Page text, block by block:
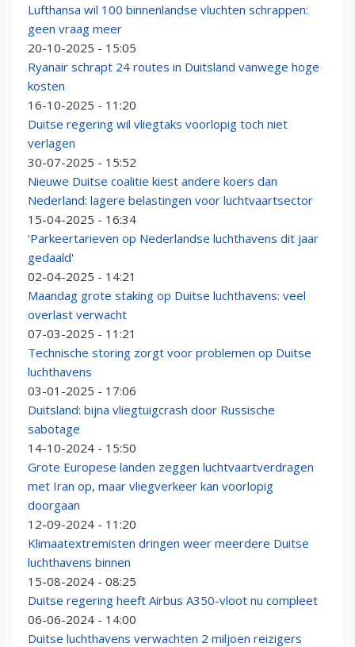
Lufthansa wil 100 binnenlandse vluchten schrappen:
geen vraag meer
20-10-2025 - 15:05
Ryanair schrapt 24 routes in Duitsland vanwege hoge
kosten
16-10-2025 - 11:20
Duitse regering wil vliegtaks voorlopig toch niet
verlagen
30-07-2025 - 15:52
Nieuwe Duitse coalitie kiest andere koers dan
Nederland: lagere belastingen voor luchtvaartsector
15-04-2025 - 16:34
'Parkeertarieven op Nederlandse luchthavens dit jaar
gedaald'
02-04-2025 - 14:21
Maandag grote staking op Duitse luchthavens: veel
overlast verwacht
07-03-2025 - 11:21
Technische storing zorgt voor problemen op Duitse
luchthavens
03-01-2025 - 17:06
Duitsland: bijna vliegtuigcrash door Russische
sabotage
14-10-2024 - 15:50
Grote Europese landen zeggen luchtvaartverdragen
met Iran op, maar vliegverkeer kan voorlopig
doorgaan
12-09-2024 - 11:20
Klimaatextremisten dringen weer meerdere Duitse
luchthavens binnen
15-08-2024 - 08:25
Duitse regering heeft Airbus A350-vloot nu compleet
06-06-2024 - 14:00
Duitse luchthavens verwachten 2 miljoen reizigers